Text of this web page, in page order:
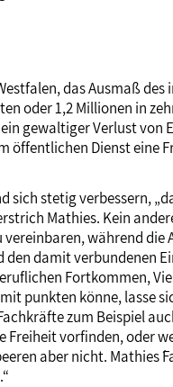
das Ausmaß
oder 1,2 Millionen in
gewaltiger Verlust
öffentlichen Dienst eine
stetig verbessern,
Mathies. Kein
während die
damit verbundenen
Fortkommen,
punkten könne, lasse
zum Beispiel
vorfinden, oder
aber nicht. Mathies´